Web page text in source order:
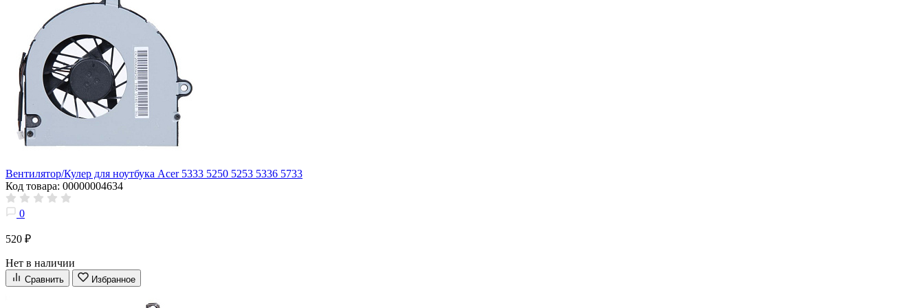
Вентилятор/Кулер для ноутбука Acer 5333 5250 5253 5336 5733
Код товара: 00000004634
0
520 ₽
Нет в наличии
Сравнить Избранное